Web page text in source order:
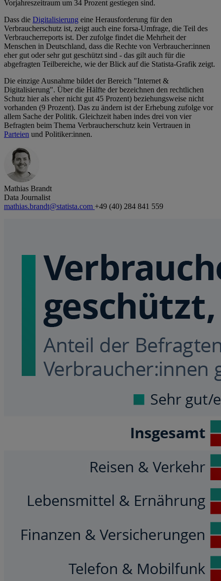
Vorjahreszeitraum um 34 Prozent gestiegen sind.
Dass die Digitalisierung eine Herausforderung für den
Verbraucherschutz ist, zeigt auch eine forsa-Umfrage, die Teil des
Verbraucherreports ist. Der zufolge findet die Mehrheit der
Menschen in Deutschland, dass die Rechte von Verbraucher:innen
eher gut oder sehr gut geschützt sind - das gilt auch für die
abgefragten Teilbereiche, wie der Blick auf die Statista-Grafik zeigt.
Die einzige Ausnahme bildet der Bereich "Internet &
Digitalisierung". Über die Hälfte der bezeichnen den rechtlichen
Schutz hier als eher nicht gut 45 Prozent) beziehungsweise nicht
vorhanden (9 Prozent). Das zu ändern ist der Erhebung zufolge vor
allem Sache der Politik. Gleichzeit haben indes drei von vier
Befragten beim Thema Verbraucherschutz kein Vertrauen in
Parteien und Politiker:innen.
Mathias Brandt
Data Journalist
mathias.brandt@statista.com +49 (40) 284 841 559